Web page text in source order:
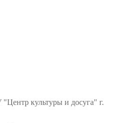
культуры и досуга" г.